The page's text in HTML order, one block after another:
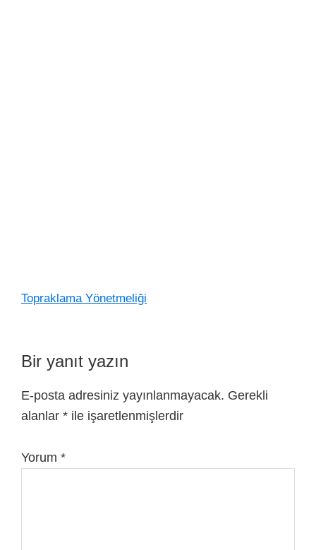
Topraklama Yönetmeliği
Bir yanıt yazın
E-posta adresiniz yayınlanmayacak. Gerekli
alanlar * ile işaretlenmişlerdir
Yorum *